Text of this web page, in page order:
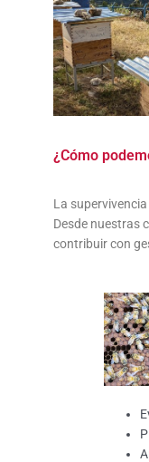
¿Cómo
La
Desde nuestras
contribuir con